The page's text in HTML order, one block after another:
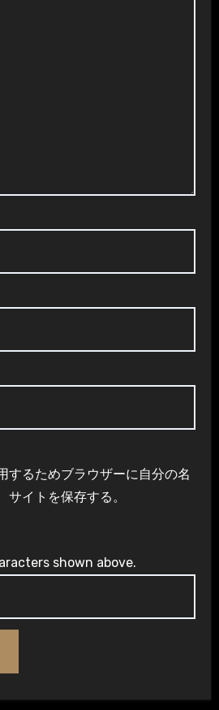
するためブラウザーに自分の名
イトを保存する。
shown above.